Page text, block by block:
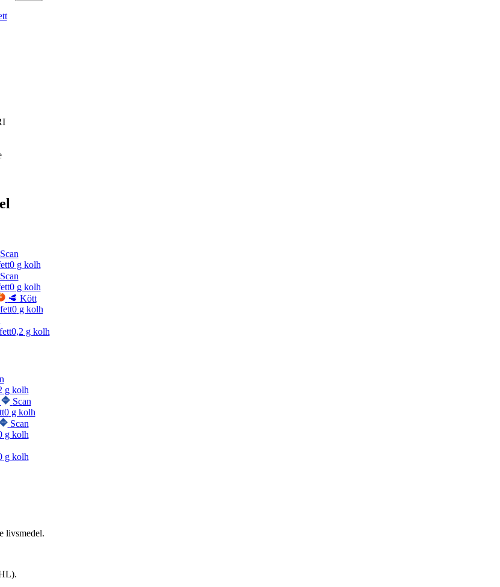
Scan
0g kolh
Scan
0g kolh
🥩 Kött
0g kolh
0,2 g kolh
g kolh
Scan
0g kolh
Scan
g kolh
g kolh
livsmedel.